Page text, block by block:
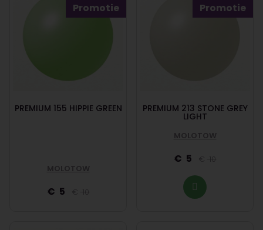
Promotie
PREMIUM 155 HIPPIE GREEN
MOLOTOW
5 10
Promotie
PREMIUM 213 STONE GREY
LIGHT
MOLOTOW
5 10